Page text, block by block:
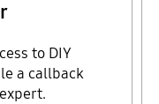
to DIY
a callback